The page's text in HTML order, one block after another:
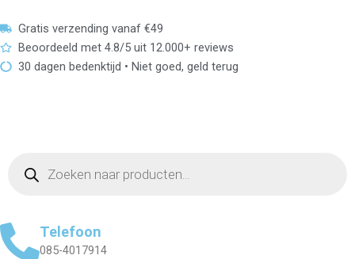
to
content
Gratis verzending vanaf €49
Beoordeeld met 4.8/5 uit 12.000+ reviews
30 dagen bedenktijd • Niet goed, geld terug
search
Telefoon
085-4017914